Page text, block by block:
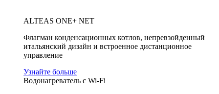
ALTEAS ONE+ NET
Флагман конденсационных котлов, непревзойденный
итальянский дизайн и встроенное дистанционное
управление
Узнайте больше
Водонагреватель с Wi-Fi